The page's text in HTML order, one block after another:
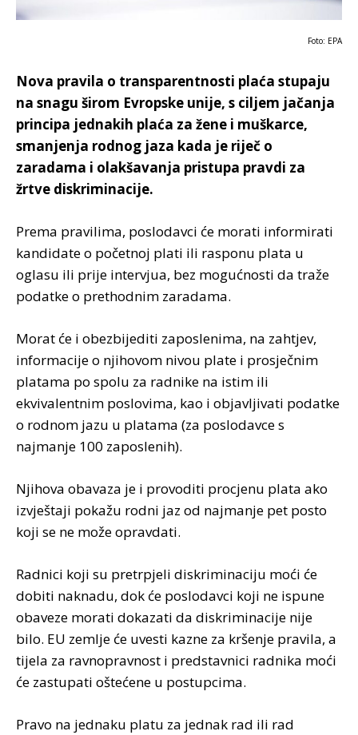
Foto: EPA
Nova pravila o transparentnosti plaća stupaju
na snagu širom Evropske unije, s ciljem jačanja
principa jednakih plaća za žene i muškarce,
smanjenja rodnog jaza kada je riječ o
zaradama i olakšavanja pristupa pravdi za
žrtve diskriminacije.
Prema pravilima, poslodavci će morati informirati
kandidate o početnoj plati ili rasponu plata u
oglasu ili prije intervjua, bez mogućnosti da traže
podatke o prethodnim zaradama.
Morat će i obezbijediti zaposlenima, na zahtjev,
informacije o njihovom nivou plate i prosječnim
platama po spolu za radnike na istim ili
ekvivalentnim poslovima, kao i objavljivati podatke
o rodnom jazu u platama (za poslodavce s
najmanje 100 zaposlenih).
Njihova obavaza je i provoditi procjenu plata ako
izvještaji pokažu rodni jaz od najmanje pet posto
koji se ne može opravdati.
Radnici koji su pretrpjeli diskriminaciju moći će
dobiti naknadu, dok će poslodavci koji ne ispune
obaveze morati dokazati da diskriminacije nije
bilo. EU zemlje će uvesti kazne za kršenje pravila, a
tijela za ravnopravnost i predstavnici radnika moći
će zastupati oštećene u postupcima.
Pravo na jednaku platu za jednak rad ili rad